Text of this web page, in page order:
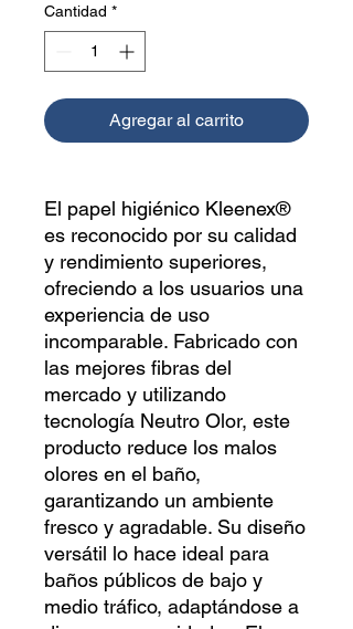
Cantidad *
Agregar al carrito
El papel higiénico Kleenex®
es reconocido por su calidad
y rendimiento superiores,
ofreciendo a los usuarios una
experiencia de uso
incomparable. Fabricado con
las mejores fibras del
mercado y utilizando
tecnología Neutro Olor, este
producto reduce los malos
olores en el baño,
garantizando un ambiente
fresco y agradable. Su diseño
versátil lo hace ideal para
baños públicos de bajo y
medio tráfico, adaptándose a